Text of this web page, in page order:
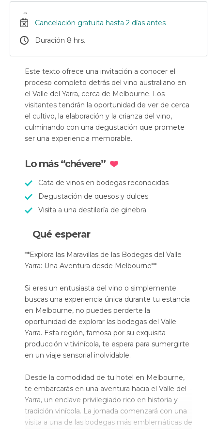
Cancelación gratuita hasta 2 días antes
Duración 8 hrs.
Este texto ofrece una invitación a conocer el
proceso completo detrás del vino australiano en
el Valle del Yarra, cerca de Melbourne. Los
visitantes tendrán la oportunidad de ver de cerca
el cultivo, la elaboración y la crianza del vino,
culminando con una degustación que promete
ser una experiencia memorable.
Lo más “chévere”
Cata de vinos en bodegas reconocidas
Degustación de quesos y dulces
Visita a una destilería de ginebra
Qué esperar
**Explora las Maravillas de las Bodegas del Valle
Yarra: Una Aventura desde Melbourne**
Si eres un entusiasta del vino o simplemente
buscas una experiencia única durante tu estancia
en Melbourne, no puedes perderte la
oportunidad de explorar las bodegas del Valle
Yarra. Esta región, famosa por su exquisita
producción vitivinícola, te espera para sumergirte
en un viaje sensorial inolvidable.
Desde la comodidad de tu hotel en Melbourne,
te embarcarás en una aventura hacia el Valle del
Yarra, un enclave privilegiado rico en historia y
tradición vinícola. La jornada comenzará con una
visita a una de las bodegas más emblemáticas de